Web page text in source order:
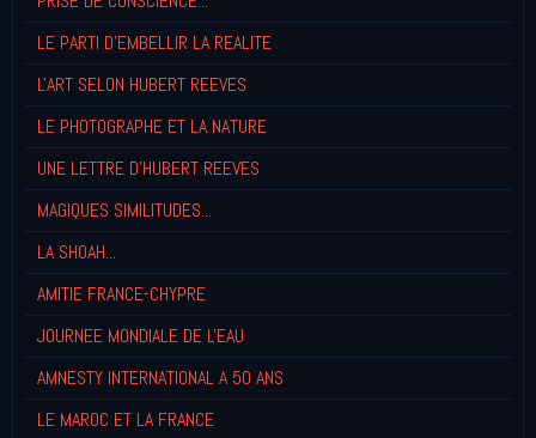
LE PARTI D'EMBELLIR LA REALITE
L'ART SELON HUBERT REEVES
LE PHOTOGRAPHE ET LA NATURE
UNE LETTRE D'HUBERT REEVES
MAGIQUES SIMILITUDES...
LA SHOAH...
AMITIE FRANCE-CHYPRE
JOURNEE MONDIALE DE L'EAU
AMNESTY INTERNATIONAL A 50 ANS
LE MAROC ET LA FRANCE